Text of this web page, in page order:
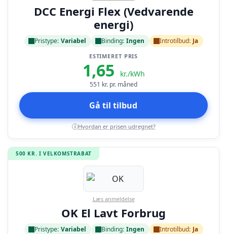
DCC Energi Flex (Vedvarende
energi)
Pristype: Variabel Binding: Ingen Introtilbud: Ja
ESTIMERET PRIS
1,65 kr./kWh
551 kr. pr. måned
Gå til tilbud
i Hvordan er prisen udregnet?
500 KR. I VELKOMSTRABAT
Læs anmeldelse
OK El Lavt Forbrug
Pristype: Variabel Binding: Ingen Introtilbud: Ja